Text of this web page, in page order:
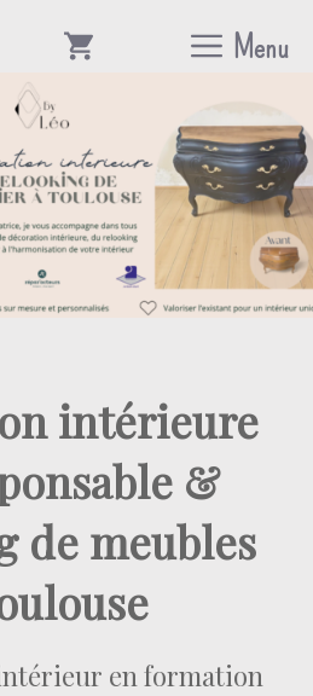
Menu
intérieure
&
de meubles
en formation